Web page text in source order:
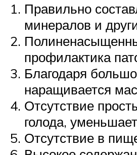
Правильно
минералов и
профилактика
Благодаря
наращивается
Отсутствие
голода,
Отсутствие в